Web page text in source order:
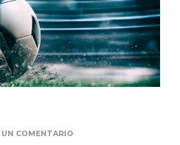
UN COMENTARIO